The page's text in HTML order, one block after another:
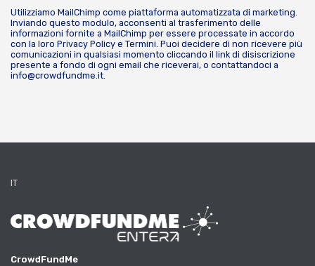
Utilizziamo MailChimp come piattaforma automatizzata di marketing.
Inviando questo modulo, acconsenti al trasferimento delle
informazioni fornite a MailChimp per essere processate in accordo
con la loro Privacy Policy e Termini . Puoi decidere di non ricevere più
comunicazioni in qualsiasi momento cliccando il link di disiscrizione
presente a fondo di ogni email che riceverai, o contattandoci a
info@crowdfundme.it
IT
CrowdFundMe